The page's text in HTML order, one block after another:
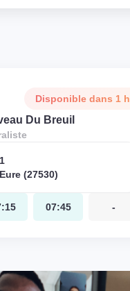
Disponible dans 1 h
Du Breuil
(27530)
07:45 -